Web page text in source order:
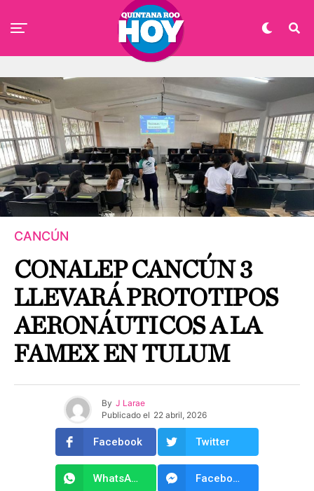
CANCÚN
CONALEP CANCÚN 3
LLEVARÁ PROTOTIPOS
AERONÁUTICOS A LA
FAMEX EN TULUM
By J Larae
Publicado el 22 abril, 2026
Facebook Twitter
WhatsApp Facebook Messenger